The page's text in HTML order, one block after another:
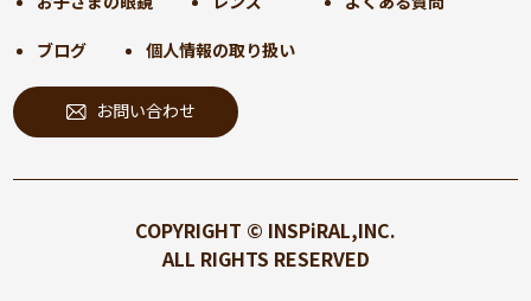
2024年7月(31)
2024年6月(30)
2024年5月
2024年4月 (32)
2024年2月(31)
2024年1月(45)
2023年12月(31)
ブログ 個人情報の取り扱い
お問い合わせ
COPYRIGHT © INSPiRAL,INC.
ALL RIGHTS RESERVED